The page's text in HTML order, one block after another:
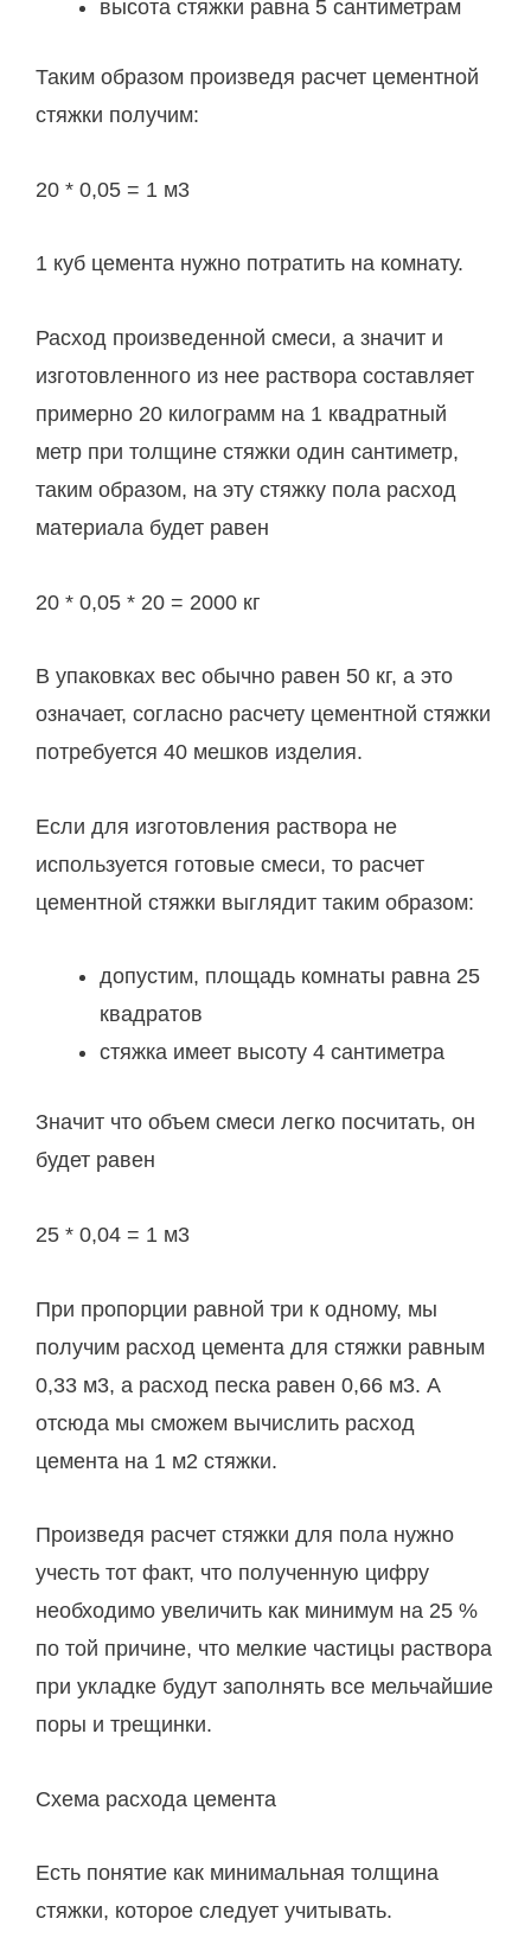
высота стяжки равна 5 сантиметрам
Таким образом произведя расчет цементной
стяжки получим:
20 * 0,05 = 1 м3
1 куб цемента нужно потратить на комнату.
Расход произведенной смеси, а значит и
изготовленного из нее раствора составляет
примерно 20 килограмм на 1 квадратный
метр при толщине стяжки один сантиметр,
таким образом, на эту стяжку пола расход
материала будет равен
20 * 0,05 * 20 = 2000 кг
В упаковках вес обычно равен 50 кг, а это
означает, согласно расчету цементной стяжки
потребуется 40 мешков изделия.
Если для изготовления раствора не
используется готовые смеси, то расчет
цементной стяжки выглядит таким образом:
допустим, площадь комнаты равна 25
квадратов
стяжка имеет высоту 4 сантиметра
Значит что объем смеси легко посчитать, он
будет равен
25 * 0,04 = 1 м3
При пропорции равной три к одному, мы
получим расход цемента для стяжки равным
0,33 м3, а расход песка равен 0,66 м3. А
отсюда мы сможем вычислить расход
цемента на 1 м2 стяжки.
Произведя расчет стяжки для пола нужно
учесть тот факт, что полученную цифру
необходимо увеличить как минимум на 25 %
по той причине, что мелкие частицы раствора
при укладке будут заполнять все мельчайшие
поры и трещинки.
Схема расхода цемента
Есть понятие как минимальная толщина
стяжки, которое следует учитывать.